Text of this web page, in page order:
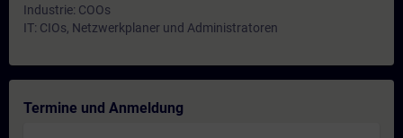
Industrie: COOs
IT: CIOs, Netzwerkplaner und Administratoren
Termine und Anmeldung